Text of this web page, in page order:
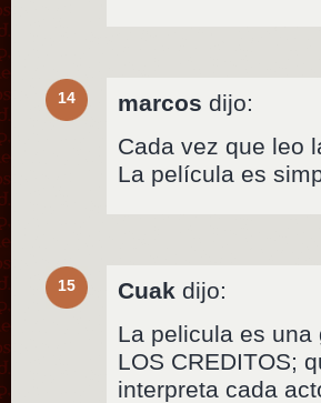
14 marcos dijo:
Cada vez que leo
La película es
15 Cuak dijo:
La pelicula es una
LOS CREDITOS;
interpreta cada